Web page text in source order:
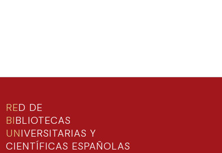
RED DE
BIBLIOTECAS
UNIVERSITARIAS Y
CIENTÍFICAS ESPAÑOLAS